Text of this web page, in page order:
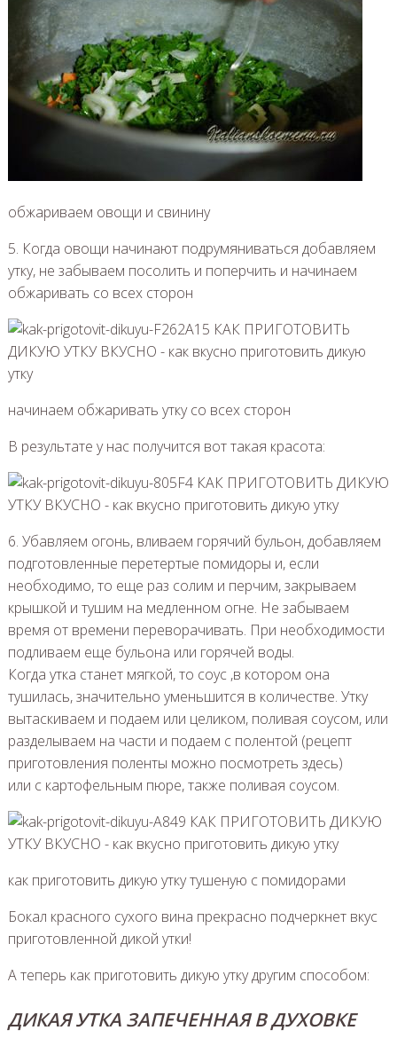
обжариваем овощи и свинину
5. Когда овощи начинают подрумяниваться добавляем
утку, не забываем посолить и поперчить и начинаем
обжаривать со всех сторон
начинаем обжаривать утку со всех сторон
В результате у нас получится вот такая красота:
6. Убавляем огонь, вливаем горячий бульон, добавляем
подготовленные перетертые помидоры и, если
необходимо, то еще раз солим и перчим, закрываем
крышкой и тушим на медленном огне. Не забываем
время от времени переворачивать. При необходимости
подливаем еще бульона или горячей воды.
Когда утка станет мягкой, то соус ,в котором она
тушилась, значительно уменьшится в количестве. Утку
вытаскиваем и подаем или целиком, поливая соусом, или
разделываем на части и подаем с полентой (рецепт
приготовления поленты можно посмотреть здесь)
или с картофельным пюре, также поливая соусом.
как приготовить дикую утку тушеную с помидорами
Бокал красного сухого вина прекрасно подчеркнет вкус
приготовленной дикой утки!
А теперь как приготовить дикую утку другим способом:
ДИКАЯ УТКА ЗАПЕЧЕННАЯ В ДУХОВКЕ